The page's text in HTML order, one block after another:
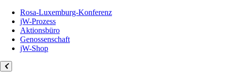
Rosa-Luxemburg-Konferenz
jW-Prozess
Aktionsbüro
Genossenschaft
jW-Shop